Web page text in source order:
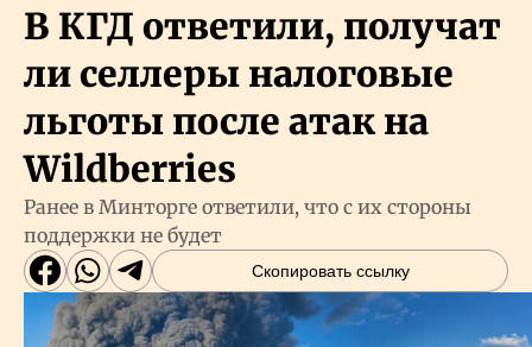
В КГД ответили, получат
ли селлеры налоговые
льготы после атак на
Wildberries
Ранее в Минторге ответили, что с их стороны
поддержки не будет
Скопировать ссылку